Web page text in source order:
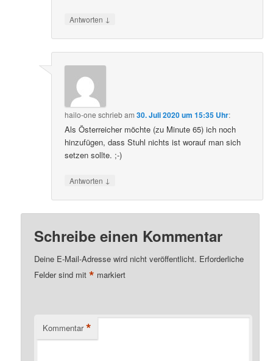
Antworten ↓
hailo-one schriebam30. Juli 2020 um 15:35 Uhr:
Als Österreicher möchte (zu Minute 65) ich noch
hinzufügen, dass Stuhl nichts ist worauf man sich
setzen sollte. ;-)
Antworten ↓
Schreibe einen Kommentar
Deine E-Mail-Adresse wird nicht veröffentlicht. Erforderliche
Felder sind mit* markiert
Kommentar *